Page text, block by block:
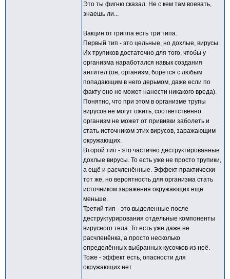
Это ты фигню сказал. Не с кем там воевать,
знаешь ли...
Вакцин от гриппа есть три типа.
Первый тип - это цельные, но дохлые, вирусы.
Их трупиков достаточно для того, чтобы у
организма наработался навык создания
антител (он, организм, борется с любым
попадающим в него дерьмом, даже если по
факту оно не может нанести никакого вреда).
Понятно, что при этом в организме трупы
вирусов не могут ожить, соответственно
организм не может от прививки заболеть и
стать источником этих вирусов, заражающим
окружающих.
Второй тип - это частично деструктированные
дохлые вирусы. То есть уже не просто трупики,
а ещё и расчленённые. Эффект практически
тот же, но вероятность для организма стать
источником заражения окружающих ещё
меньше.
Третий тип - это выделенные после
деструктурирования отдельные компоненты
вирусного тела. То есть уже даже не
расчленёнка, а просто несколько
определённых выбранных кусочков из неё.
Тоже - эффект есть, опасности для
окружающих нет.